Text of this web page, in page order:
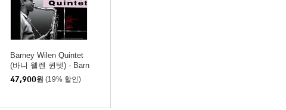
Barney Wilen Quintet
(바니 웰렌 퀸텟) - Barn
ey Wilen Quintet [LP]
47,900원 (19% 할인)